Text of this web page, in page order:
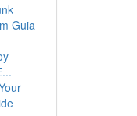
Guia